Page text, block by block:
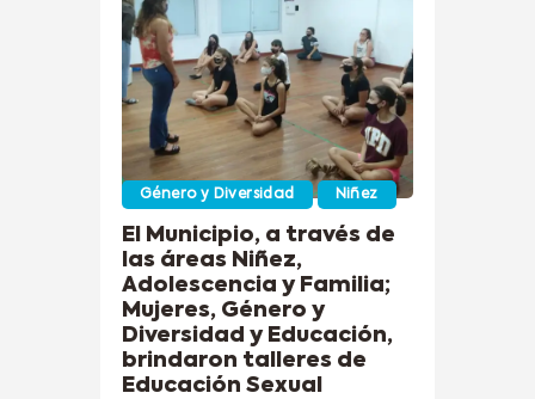
Género y Diversidad Niñez
El Municipio, a través de
las áreas Niñez,
Adolescencia y Familia;
Mujeres, Género y
Diversidad y Educación,
brindaron talleres de
Educación Sexual